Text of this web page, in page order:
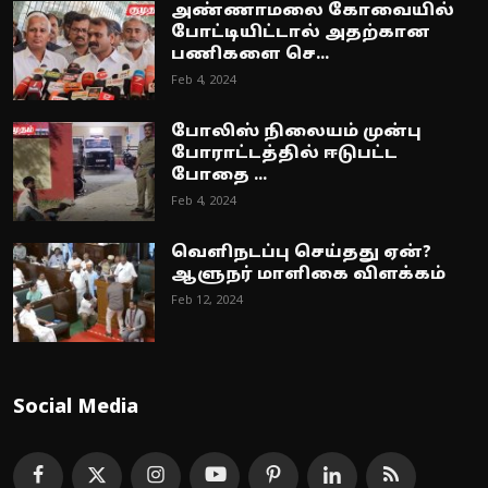
அண்ணாமலை கோவையில்
போட்டியிட்டால் அதற்கான
பணிகளை செ...
Feb 4, 2024
போலிஸ் நிலையம் முன்பு
போராட்டத்தில் ஈடுபட்ட
போதை ...
Feb 4, 2024
வெளிநடப்பு செய்தது ஏன்?
ஆளுநர் மாளிகை விளக்கம்
Feb 12, 2024
Social Media